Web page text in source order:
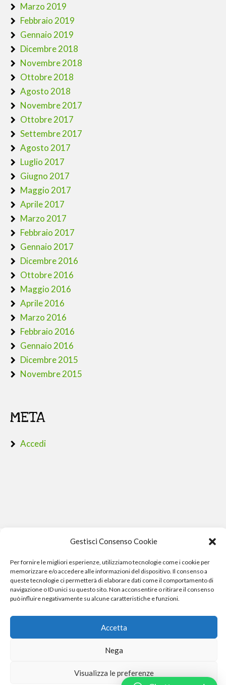
Gestisci Consenso Cookie
Per fornire le migliori esperienze, utilizziamo tecnologie come i cookie per
memorizzare e/o accedere alle informazioni del dispositivo. Il consenso a
queste tecnologie ci permetterà di elaborare dati come il comportamento di
navigazione o ID unici su questo sito. Non acconsentire o ritirare il consenso
può influire negativamente su alcune caratteristiche e funzioni.
Accetta
Nega
Visualizza le preferenze
Marzo 2019
Febbraio 2019
Gennaio 2019
Dicembre 2018
Novembre 2018
Ottobre 2018
Agosto 2018
Novembre 2017
Ottobre 2017
Settembre 2017
Agosto 2017
Luglio 2017
Giugno 2017
Maggio 2017
Aprile 2017
Marzo 2017
Febbraio 2017
Gennaio 2017
Dicembre 2016
Ottobre 2016
Maggio 2016
Aprile 2016
Marzo 2016
Febbraio 2016
Gennaio 2016
Dicembre 2015
Novembre 2015
META
Accedi
Phone Crash - riparazione iphone pisa smartphone computer
e gopro
Phone Crash - riparazione iphone pisa smartphone cellulari computer